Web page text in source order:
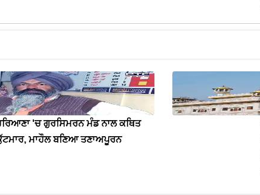
'ਚ ਗੁਰਸਿਮਰਨ ਮੰਡ ਨਾਲ ਕਥਿਤ
ਮਾਹੌਲ ਬਣਿਆ ਤਣਾਅਪੂਰਨ